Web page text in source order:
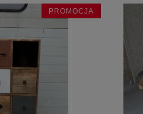
PROMOCJA